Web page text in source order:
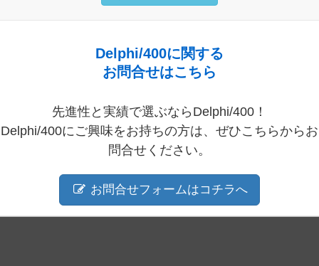
Delphi/400に関する
お問合せはこちら
先進性と実績で選ぶならDelphi/400！
Delphi/400にご興味をお持ちの方は、ぜひこちらからお
問合せください。
お問合せフォームはコチラへ